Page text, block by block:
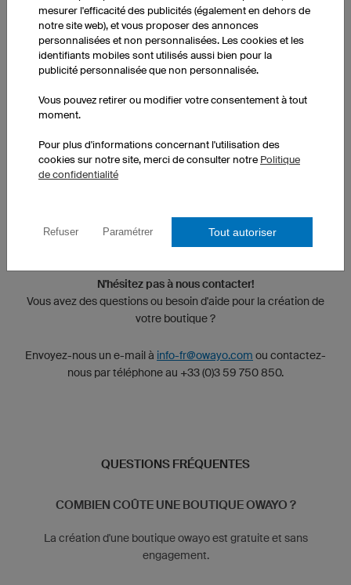
N'hésitez pas à nous contacter!
Vous avez des questions ou besoin d'aide pour la création de
votre boutique ?
Envoyez-nous un e-mail à info-fr@owayo.com ou contactez-
nous par téléphone au +33 (0)3 59 750 850.
QUESTIONS FRÉQUENTES
COMBIEN COÛTE UNE BOUTIQUE OWAYO ?
La création d'une boutique owayo est gratuite et sans
engagement.
mesurer l'efficacité des publicités (également en dehors de
notre site web), et vous proposer des annonces
personnalisées et non personnalisées. Les cookies et les
identifiants mobiles sont utilisés aussi bien pour la
publicité personnalisée que non personnalisée.
Vous pouvez retirer ou modifier votre consentement à tout
moment.
Pour plus d'informations concernant l'utilisation des
cookies sur notre site, merci de consulter notre Politique
de confidentialité
Refuser Paramétrer Tout autoriser